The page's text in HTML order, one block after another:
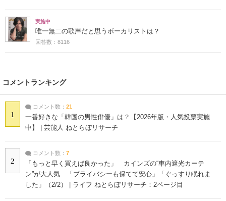
実施中
唯一無二の歌声だと思うボーカリストは？
回答数：8116
コメントランキング
1
コメント数： 21
一番好きな「韓国の男性俳優」は？【2026年版・人気投票実施
中】 | 芸能人 ねとらぼリサーチ
2
コメント数： 7
「もっと早く買えば良かった」 カインズの“車内遮光カーテ
ン”が大人気 「プライバシーも保てて安心」「ぐっすり眠れま
した」（2/2） | ライフ ねとらぼリサーチ：2ページ目